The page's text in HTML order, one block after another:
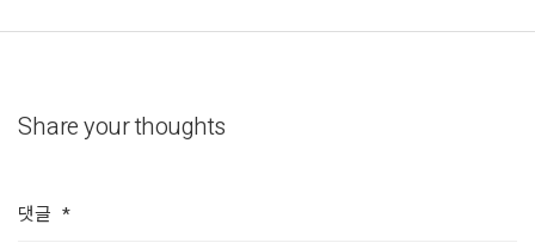
Share your thoughts
댓글 *